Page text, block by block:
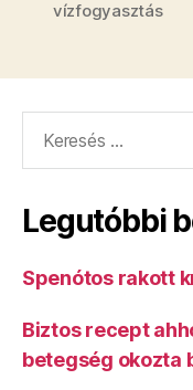
vízfogyasztás
Legutóbbi
Spenótos rakott
Biztos recept
betegség okozta